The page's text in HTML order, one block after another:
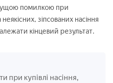
помилкою при
зіпсованих насіння
кінцевий результат.
при купівлі насіння,